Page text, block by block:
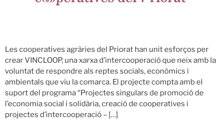
Les cooperatives agràries del Priorat han unit esforços per
crear VINCLOOP, una xarxa d’intercooperació que neix amb la
voluntat de respondre als reptes socials, econòmics i
ambientals que viu la comarca. El projecte compta amb el
suport del programa “Projectes singulars de promoció de
l’economia social i solidària, creació de cooperatives i
projectes d’intercooperació – […]